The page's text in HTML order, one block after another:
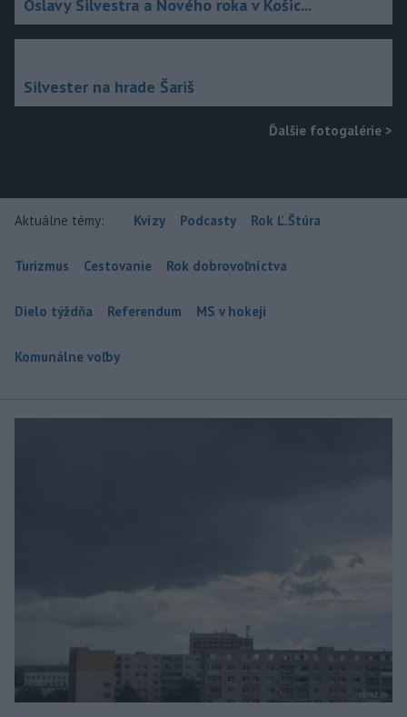
Oslavy Silvestra a Nového roka v Košic...
Silvester na hrade Šariš
Ďalšie fotogalérie >
Aktuálne témy: Kvízy Podcasty Rok Ľ.Štúra
Turizmus Cestovanie Rok dobrovoľníctva
Dielo týždňa Referendum MS v hokeji
Komunálne voľby